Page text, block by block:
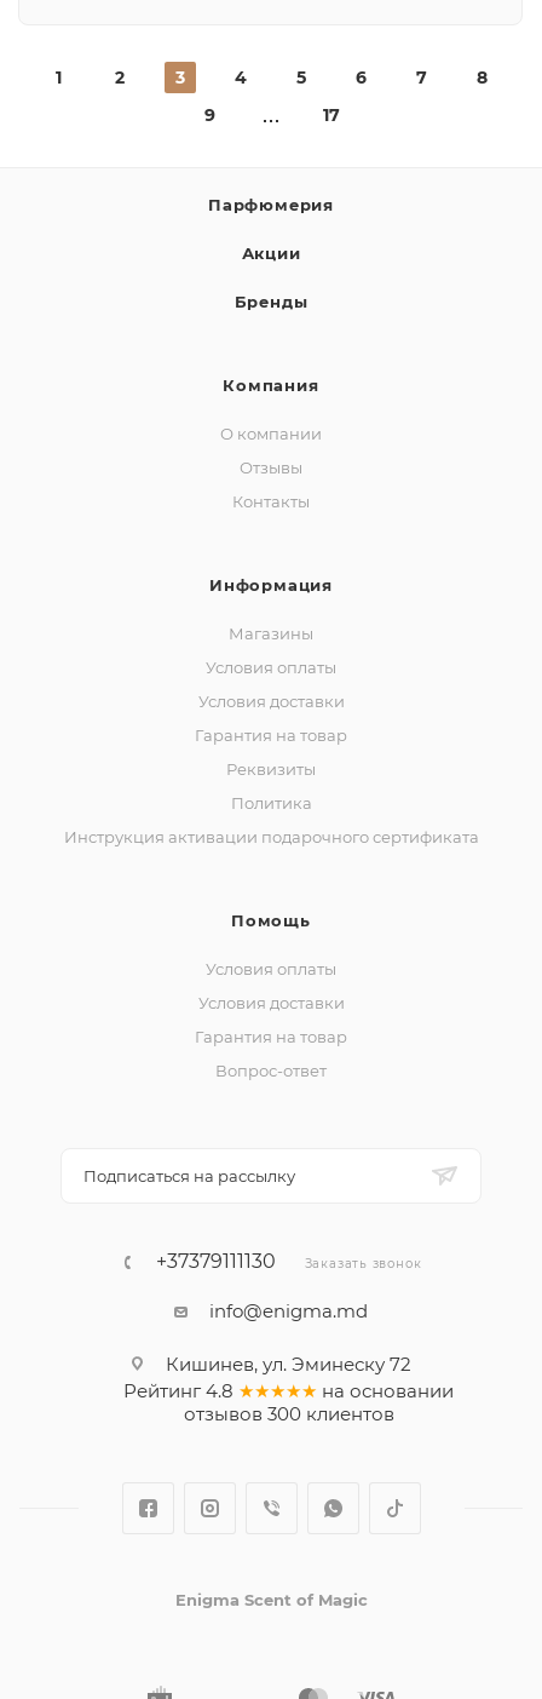
1 2 3 4 5 6 7
8
9
17
Парфюмерия
Акции
Бренды
Компания
О компании
Отзывы
Контакты
Информация
Магазины
Условия оплаты
Условия доставки
Гарантия на товар
Реквизиты
Политика
Инструкция активации подарочного сертификата
Помощь
Условия оплаты
Условия доставки
Гарантия на товар
Вопрос-ответ
Подписаться на рассылку
+37379111130 Заказать звонок
info@enigma.md
Кишинев, ул. Эминеску 72
Рейтинг 4.8 ★★★★★ на основании
отзывов 300клиентов
Enigma Scent of Magic